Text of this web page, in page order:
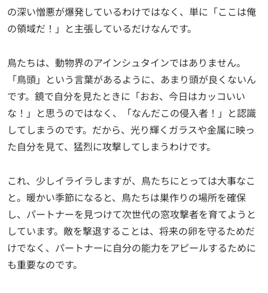
の深い憎悪が爆発しているわけではなく、単に「ここは俺
の領域だ！」と主張しているだけなんです。
鳥たちは、動物界のアインシュタインではありません。
「鳥頭」という言葉があるように、あまり頭が良くないん
です。鏡で自分を見たときに「おお、今日はカッコいい
な！」と思うのではなく、「なんだこの侵入者！」と認識
してしまうのです。だから、光り輝くガラスや金属に映っ
た自分を見て、猛烈に攻撃してしまうわけです。
これ、少しイライラしますが、鳥たちにとっては大事なこ
と。暖かい季節になると、鳥たちは巣作りの場所を確保
し、パートナーを見つけて次世代の窓攻撃者を育てようと
しています。敵を撃退することは、将来の卵を守るためだ
けでなく、パートナーに自分の能力をアピールするために
も重要なのです。